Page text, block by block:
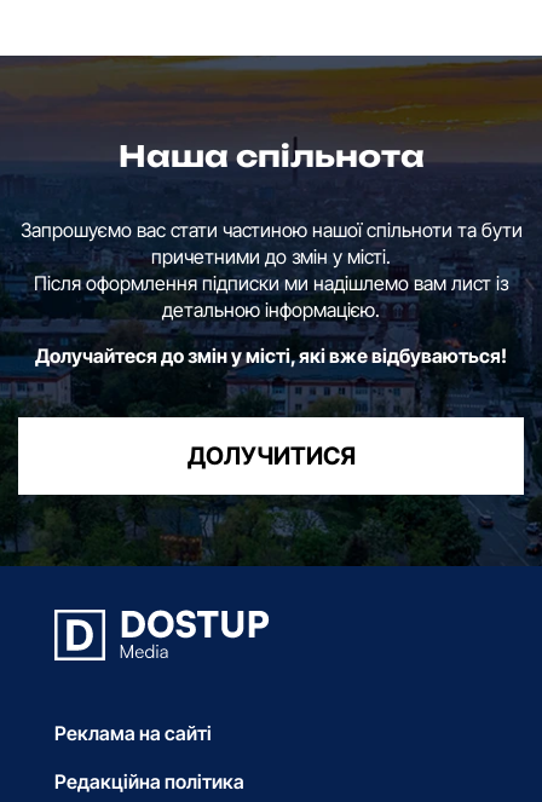
Наша спільнота
Запрошуємо вас стати частиною нашої спільноти та бути
причетними до змін у місті.
Після оформлення підписки ми надішлемо вам лист із
детальною інформацією.
Долучайтеся до змін у місті, які вже відбуваються!
ДОЛУЧИТИСЯ
Реклама на сайті
Редакційна політика